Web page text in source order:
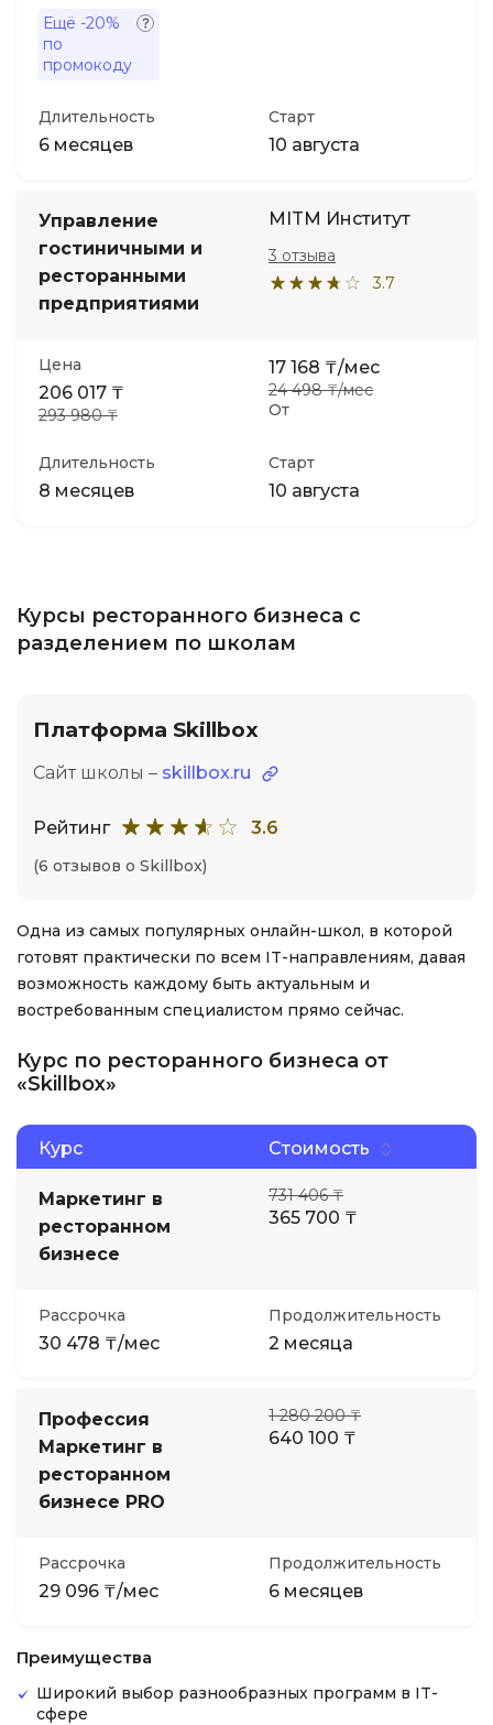
Ещё -20%
по
промокоду
Длительность
6 месяцев
Старт
10 августа
Управление
гостиничными и
ресторанными
предприятиями
MITM Институт
3.7
3 отзыва
Цена
206 017 ₸
293 980 ₸ От
17 168 ₸/мес
24 498 ₸/мес
Длительность
8 месяцев
Старт
10 августа
Курсы ресторанного бизнеса с
разделением по школам
Платформа Skillbox
Сайт школы – skillbox.ru
Рейтинг 3.6
(6 отзывов о Skillbox)
Одна из самых популярных онлайн-школ, в которой
готовят практически по всем IT-направлениям, давая
возможность каждому быть актуальным и
востребованным специалистом прямо сейчас.
Курс по ресторанного бизнеса от
«Skillbox»
Курс Стоимость
Маркетинг в
ресторанном
бизнесе
731 406 ₸
365 700 ₸
Рассрочка
30 478 ₸/мес
Продолжительность
2 месяца
Профессия
Маркетинг в
ресторанном
бизнесе PRO
1 280 200 ₸
640 100 ₸
Рассрочка
29 096 ₸/мес
Продолжительность
6 месяцев
Преимущества
Широкий выбор разнообразных программ в IT-
сфере